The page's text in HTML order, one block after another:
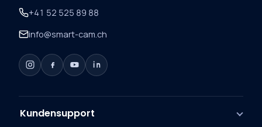
+41 52 525 89 88
info@smart-cam.ch
Kundensupport